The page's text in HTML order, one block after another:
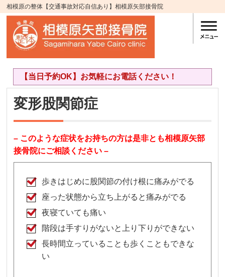
相模原の整体【交通事故対応自信あり】相模原矢部接骨院
【当日予約OK】お気軽にお電話ください！
変形股関節症
– このような症状をお持ちの方は是非とも相模原矢部
接骨院にご相談ください –
歩きはじめに股関節の付け根に痛みがでる
座った状態から立ち上がると痛みがでる
夜寝ていても痛い
階段は手すりがないと上り下りができない
長時間立っていることも歩くこともできな
い